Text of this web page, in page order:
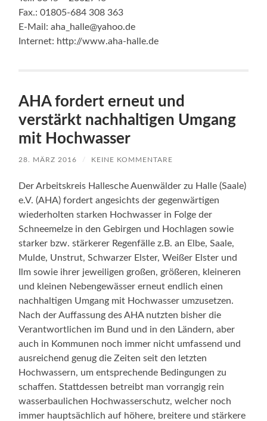
Fax.: 01805-684 308 363
E-Mail: aha_halle@yahoo.de
Internet: http://www.aha-halle.de
AHA fordert erneut und
verstärkt nachhaltigen Umgang
mit Hochwasser
28. MÄRZ 2016 / KEINE KOMMENTARE
Der Arbeitskreis Hallesche Auenwälder zu Halle (Saale)
e.V. (AHA) fordert angesichts der gegenwärtigen
wiederholten starken Hochwasser in Folge der
Schneemelze in den Gebirgen und Hochlagen sowie
starker bzw. stärkerer Regenfälle z.B. an Elbe, Saale,
Mulde, Unstrut, Schwarzer Elster, Weißer Elster und
Ilm sowie ihrer jeweiligen großen, größeren, kleineren
und kleinen Nebengewässer erneut endlich einen
nachhaltigen Umgang mit Hochwasser umzusetzen.
Nach der Auffassung des AHA nutzten bisher die
Verantwortlichen im Bund und in den Ländern, aber
auch in Kommunen noch immer nicht umfassend und
ausreichend genug die Zeiten seit den letzten
Hochwassern, um entsprechende Bedingungen zu
schaffen. Stattdessen betreibt man vorrangig rein
wasserbaulichen Hochwasserschutz, welcher noch
immer hauptsächlich auf höhere, breitere und stärkere